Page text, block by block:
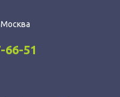
Москва
66-51